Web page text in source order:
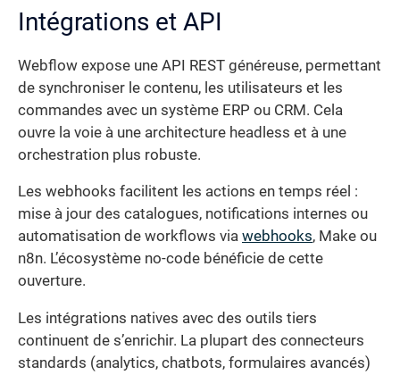
Intégrations et API
Webflow expose une API REST généreuse, permettant
de synchroniser le contenu, les utilisateurs et les
commandes avec un système ERP ou CRM. Cela
ouvre la voie à une architecture headless et à une
orchestration plus robuste.
Les webhooks facilitent les actions en temps réel :
mise à jour des catalogues, notifications internes ou
automatisation de workflows via webhooks, Make ou
n8n. L’écosystème no-code bénéficie de cette
ouverture.
Les intégrations natives avec des outils tiers
continuent de s’enrichir. La plupart des connecteurs
standards (analytics, chatbots, formulaires avancés)